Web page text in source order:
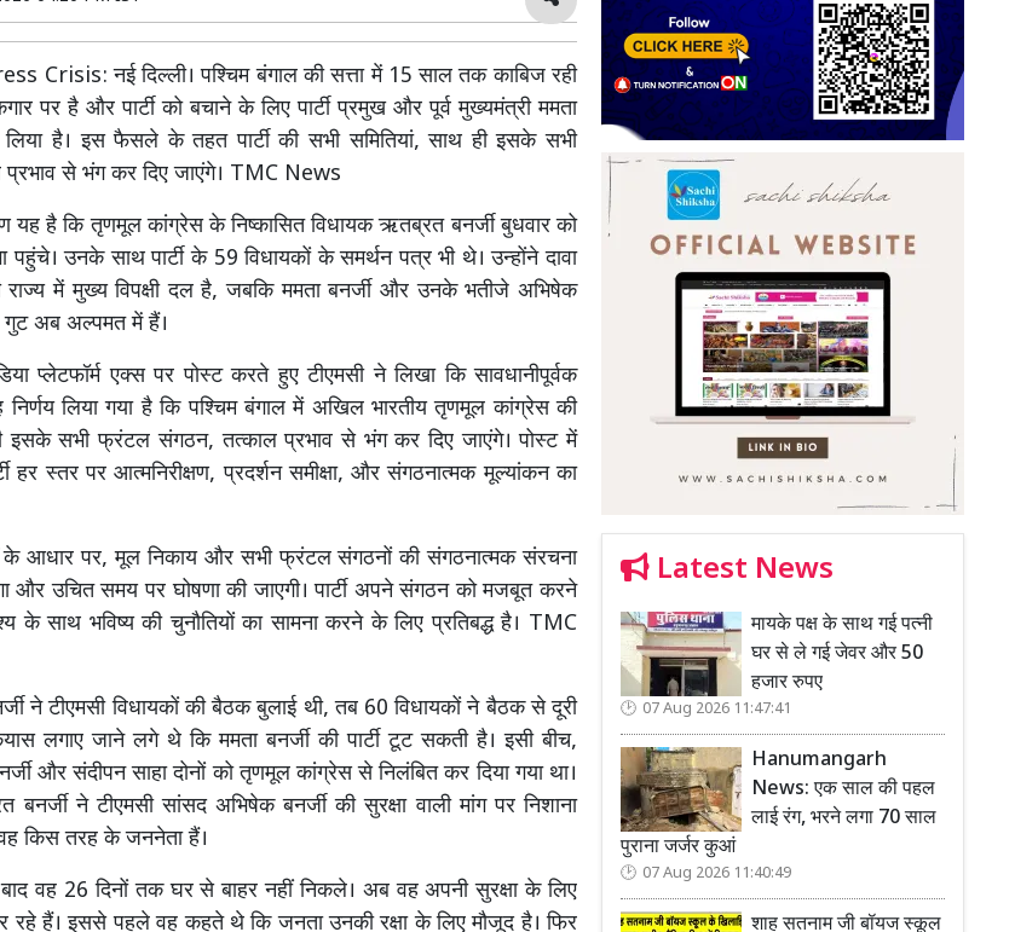
Crisis: नई दिल्ली। पश्चिम बंगाल की सत्ता में 15 साल तक काबिज रही
पर है और पार्टी को बचाने के लिए पार्टी प्रमुख और पूर्व मुख्यमंत्री ममता
है। इस फैसले के तहत पार्टी की सभी समितियां, साथ ही इसके सभी
से भंग कर दिए जाएंगे। TMC News
है कि तृणमूल कांग्रेस के निष्कासित विधायक ऋतब्रत बनर्जी बुधवार को
पहुंचे। उनके साथ पार्टी के 59 विधायकों के समर्थन पत्र भी थे। उन्होंने दावा
राज्य में मुख्य विपक्षी दल है, जबकि ममता बनर्जी और उनके भतीजे अभिषेक
गुट अब अल्पमत में हैं।
प्लेटफॉर्म एक्स पर पोस्ट करते हुए टीएमसी ने लिखा कि सावधानीपूर्वक
लिया गया है कि पश्चिम बंगाल में अखिल भारतीय तृणमूल कांग्रेस की
इसके सभी फ्रंटल संगठन, तत्काल प्रभाव से भंग कर दिए जाएंगे। पोस्ट में
हर स्तर पर आत्मनिरीक्षण, प्रदर्शन समीक्षा, और संगठनात्मक मूल्यांकन का
के आधार पर, मूल निकाय और सभी फ्रंटल संगठनों की संगठनात्मक संरचना
और उचित समय पर घोषणा की जाएगी। पार्टी अपने संगठन को मजबूत करने
के साथ भविष्य की चुनौतियों का सामना करने के लिए प्रतिबद्ध है। TMC
ने टीएमसी विधायकों की बैठक बुलाई थी, तब 60 विधायकों ने बैठक से दूरी
लगाए जाने लगे थे कि ममता बनर्जी की पार्टी टूट सकती है। इसी बीच,
और संदीपन साहा दोनों को तृणमूल कांग्रेस से निलंबित कर दिया गया था।
ने टीएमसी सांसद अभिषेक बनर्जी की सुरक्षा वाली मांग पर निशाना
किस तरह के जननेता हैं।
बाद वह 26 दिनों तक घर से बाहर नहीं निकले। अब वह अपनी सुरक्षा के लिए
रहे हैं। इससे पहले वह कहते थे कि जनता उनकी रक्षा के लिए मौजूद है। फिर
Latest News
मायके पक्ष के साथ गई पत्नी
घर से ले गई जेवर और 50
हजार रुपए
07 Aug 2026 11:47:41
Hanumangarh
News: एक साल की पहल
लाई रंग, भरने लगा 70 साल
पुराना जर्जर कुआं
07 Aug 2026 11:40:49
शाह सतनाम जी बॉयज स्कूल